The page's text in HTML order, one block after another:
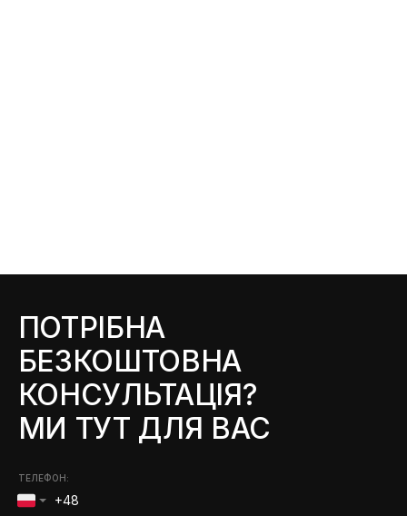
ПОТРІБНА
БЕЗКОШТОВНА
КОНСУЛЬТАЦІЯ?
МИ ТУТ ДЛЯ ВАС
ТЕЛЕФОН: